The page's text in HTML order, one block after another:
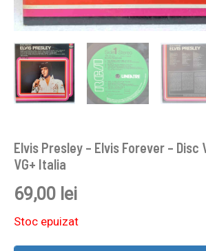
Elvis Presley – Elvis Forever – Disc
VG+ Italia
69,00 lei
Stoc epuizat